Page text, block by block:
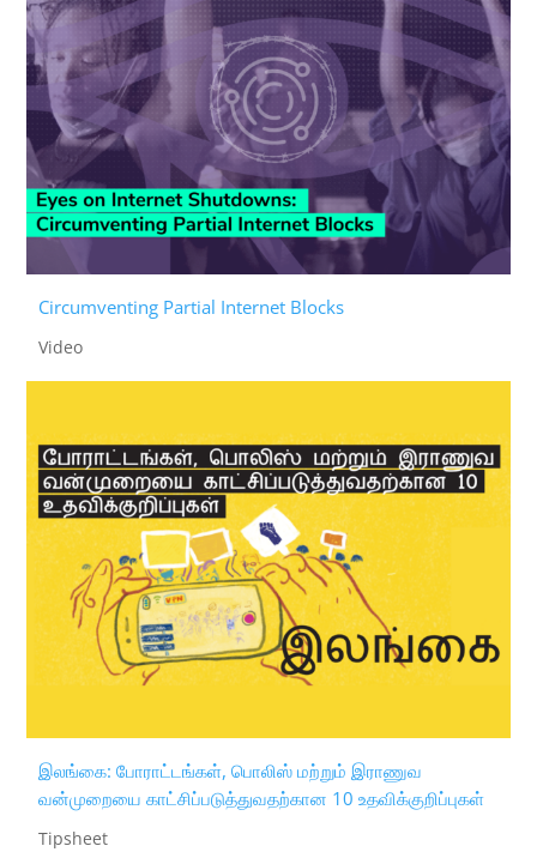
Circumventing Partial Internet Blocks
Video
இலங்கை: போராட்டங்கள், பொலிஸ் மற்றும் இராணுவ
வன்முறையை காட்சிப்படுத்துவதற்கான 10 உதவிக்குறிப்புகள்
Tipsheet